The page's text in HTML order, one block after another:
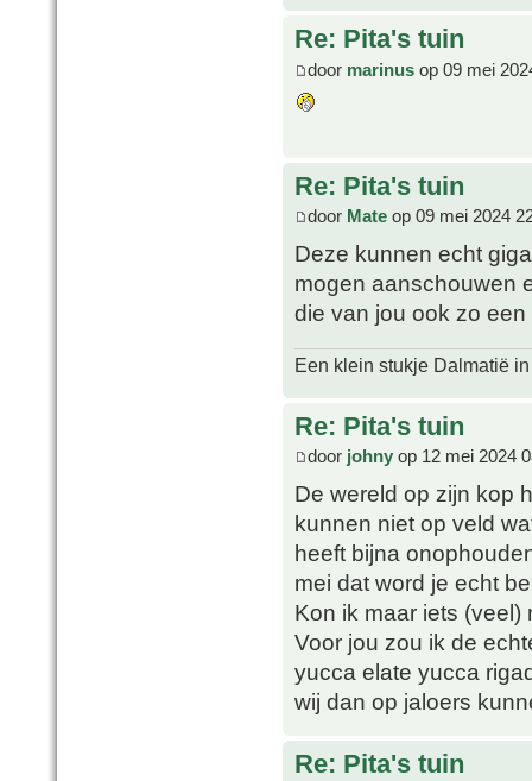
Re: Pita's tuin
door marinus op 09 mei
Re: Pita's tuin
door Mate op 09 mei 2024
Deze kunnen echt
mogen aanschouwen
die van jou ook zo
Een klein stukje Dalmatië
Re: Pita's tuin
door johny op 12 mei 2024
De wereld op zijn kop
kunnen niet op veld
heeft bijna
mei dat word je echt
Kon ik maar iets
Voor jou zou ik de
yucca elate yucca
wij dan op jaloers
Re: Pita's tuin